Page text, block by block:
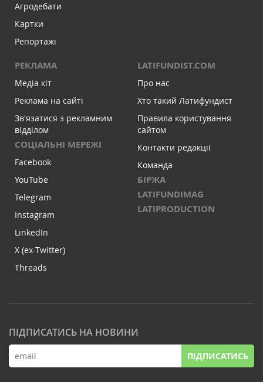
Агродебати
Картки
Репортажі
РЕКЛАМА
Медіа кіт
Реклама на сайті
Зв'язатися з рекламним
відділом
СОЦІАЛЬНІ МЕРЕЖІ
Facebook
YouTube
Telegram
Instagram
LinkedIn
X (ex-Twitter)
Threads
LATIFUNDIST.COM
Про нас
Хто такий Латифундист
Правила користування
сайтом
Контакти редакції
Команда
БІРЖА
LATIFUNDIMAG
LATIPRODUCTION
ПІДПИСАТИСЬ НА НОВИНИ
ПІДПИСАТИСЬ